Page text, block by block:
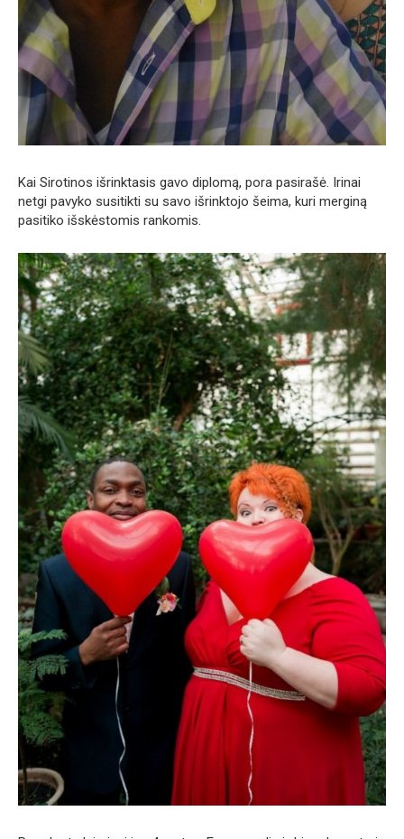
Kai Sirotinos išrinktasis gavo diplomą, pora pasirašė. Irinai
netgi pavyko susitikti su savo išrinktojo šeima, kuri merginą
pasitiko išskėstomis rankomis.